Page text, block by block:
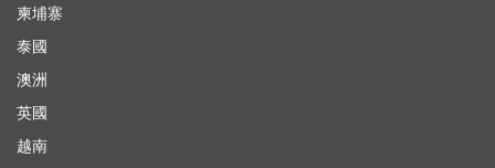
柬埔寨
泰國
澳洲
英國
越南